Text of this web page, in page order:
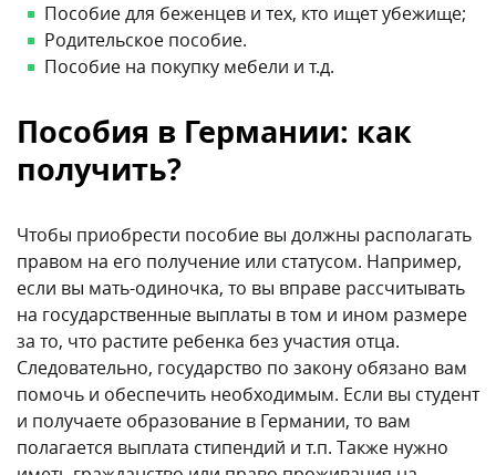
Пособие для беженцев и тех, кто ищет убежище;
Родительское пособие.
Пособие на покупку мебели и т.д.
Пособия в Германии: как
получить?
Чтобы приобрести пособие вы должны располагать
правом на его получение или статусом. Например,
если вы мать-одиночка, то вы вправе рассчитывать
на государственные выплаты в том и ином размере
за то, что растите ребенка без участия отца.
Следовательно, государство по закону обязано вам
помочь и обеспечить необходимым. Если вы студент
и получаете образование в Германии, то вам
полагается выплата стипендий и т.п. Также нужно